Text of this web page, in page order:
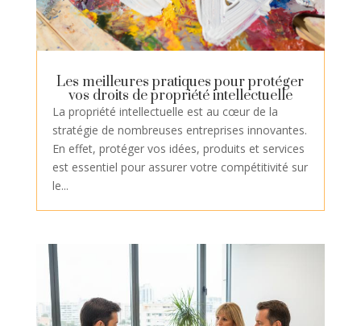
Les meilleures pratiques pour protéger
vos droits de propriété intellectuelle
La propriété intellectuelle est au cœur de la
stratégie de nombreuses entreprises innovantes.
En effet, protéger vos idées, produits et services
est essentiel pour assurer votre compétitivité sur
le...